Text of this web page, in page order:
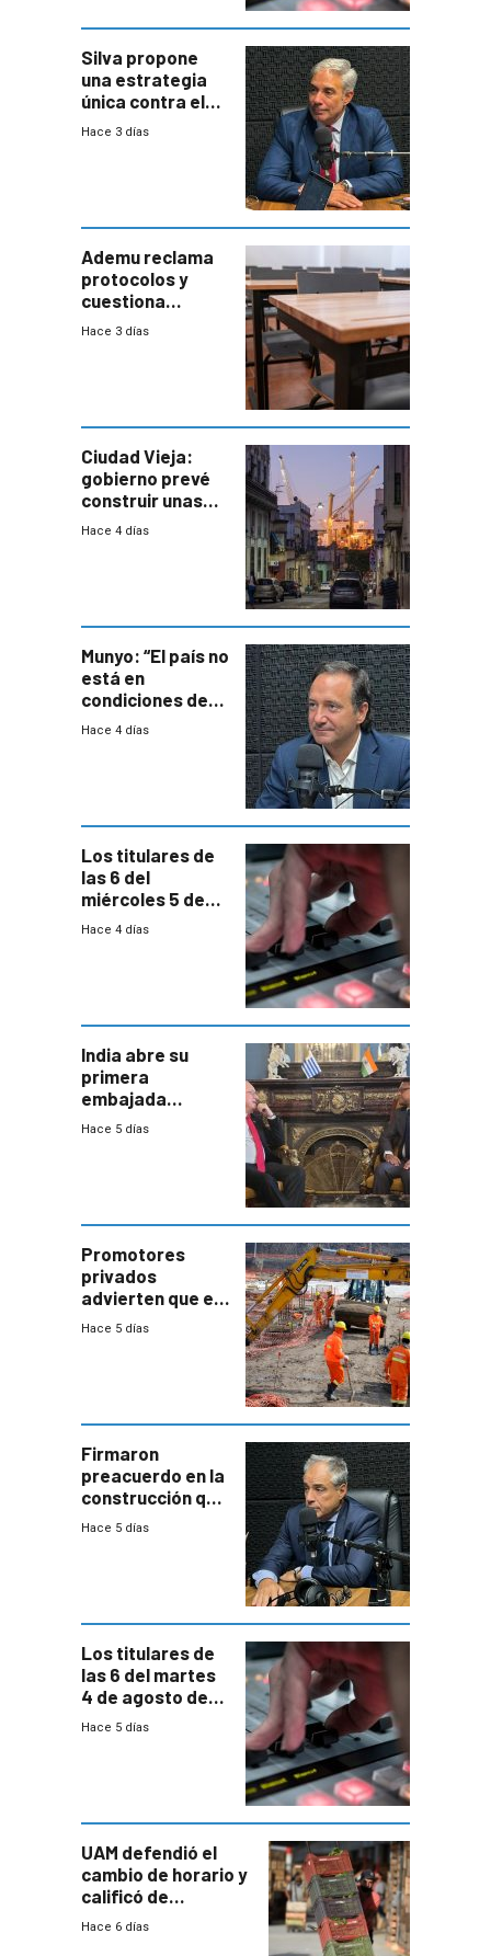
Silva propone
una estrategia
única contra el
narcotráfico y
Hace 3 días
Ademu reclama
protocolos y
cuestiona
demora de
Hace 3 días
Ciudad Vieja:
gobierno prevé
construir unas
mil viviendas en
Hace 4 días
Munyo: “El país no
está en
condiciones de
enfrentar una
Hace 4 días
Los titulares de
las 6 del
miércoles 5 de
agosto de 2026
Hace 4 días
India abre su
primera
embajada
residente en
enorme
potencial
Hace 5 días
Promotores
privados
advierten que el
nuevo convenio
a revisar
proyectos
Hace 5 días
Firmaron
preacuerdo en la
construcción que
comprende
Hace 5 días
Los titulares de
las 6 del martes
4 de agosto de
2026
Hace 5 días
UAM defendió el
cambio de horario y
calificó de
“desproporcionado”
Hace 6 días